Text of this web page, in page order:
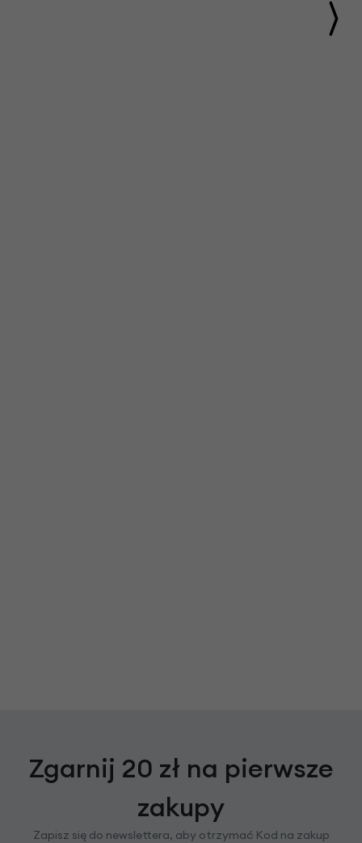
Zgarnij 20 zł na pierwsze
zakupy
Zapisz się do newslettera, aby otrzymać Kod na zakup